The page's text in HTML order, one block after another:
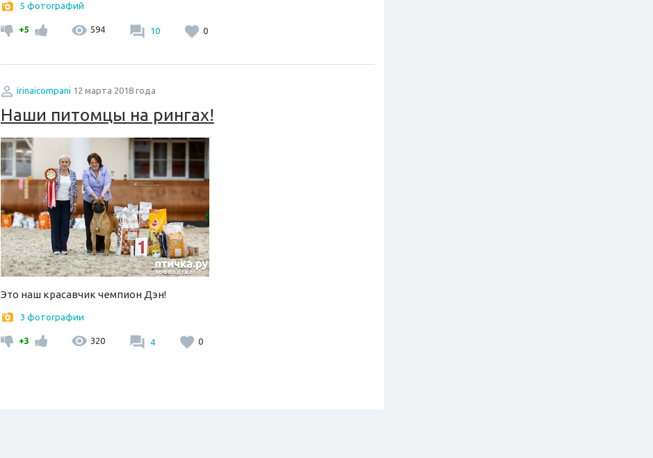
5 фотографий
+5 594 10 0
irinaicompani 12 марта 2018 года
Наши питомцы на рингах!
Это наш красавчик чемпион Дэн!
3 фотографии
+3 320 4 0